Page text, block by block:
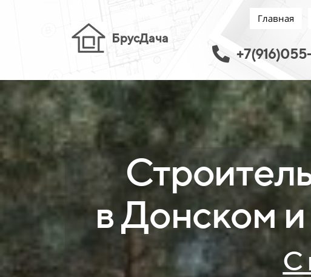
БрусДача
Главная
в Донском
С